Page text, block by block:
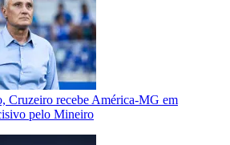
Cruzeiro recebe América-MG em
pelo Mineiro